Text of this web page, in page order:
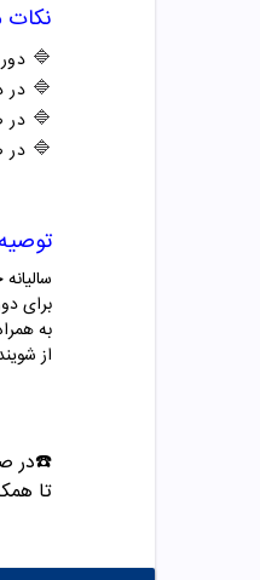
نکات
🔷
🔷 در دمای 15 تا 25
🔷 در
🔷 در
سالیانه حداقل 1 بار لایه برداری کامل از
برای
به
از
☎️در
تا